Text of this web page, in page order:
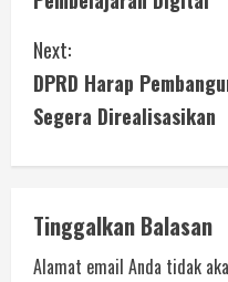
Next:
DPRD Harap
Segera Direalisasikan
Tinggalkan Balasan
Alamat email Anda tidak